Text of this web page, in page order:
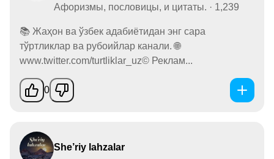
Афоризмы, пословицы, и цитаты. · 1,239
📚 Жаҳон ва ўзбек адабиётидан энг сара
тўртликлар ва рубоийлар канали. 🌐
www.twitter.com/turtliklar_uz©️ Реклам...
0
She’riy lahzalar